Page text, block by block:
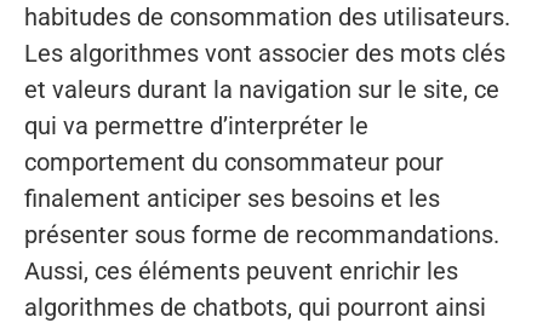
habitudes de consommation des utilisateurs.
Les algorithmes vont associer des mots clés
et valeurs durant la navigation sur le site, ce
qui va permettre d’interpréter le
comportement du consommateur pour
finalement anticiper ses besoins et les
présenter sous forme de recommandations.
Aussi, ces éléments peuvent enrichir les
algorithmes de chatbots, qui pourront ainsi